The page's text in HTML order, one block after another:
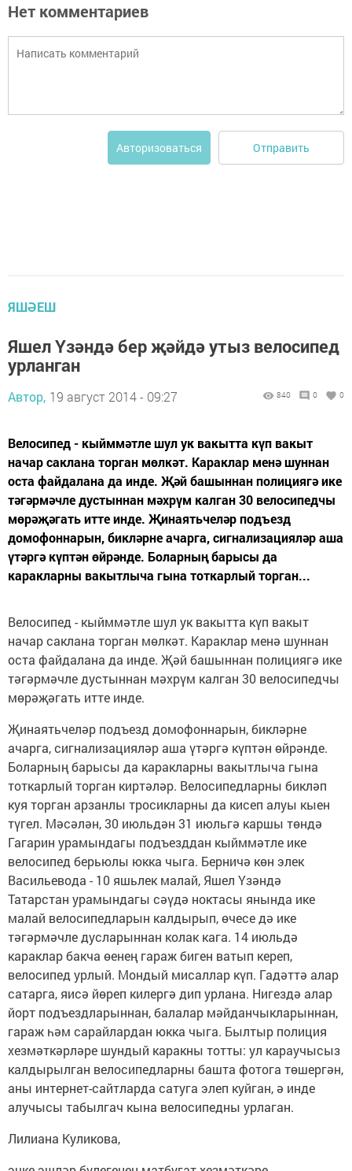
Нет комментариев
Авторизоваться Отправить
ЯШӘЕШ
Яшел Үзәндә бер җәйдә утыз велосипед
урланган
Автор, 19 август 2014 - 09:27 840 0 0
Велосипед - кыйммәтле шул ук вакытта күп вакыт
начар саклана торган мөлкәт. Караклар менә шуннан
оста файдалана да инде. Җәй башыннан полициягә ике
тәгәрмәчле дустыннан мәхрүм калган 30 велосипедчы
мөрәҗәгать итте инде. Җинаятьчеләр подъезд
домофоннарын, бикләрне ачарга, сигнализацияләр аша
үтәргә күптән өйрәнде. Боларның барысы да
каракларны вакытлыча гына тоткарлый торган...
Велосипед - кыйммәтле шул ук вакытта күп вакыт
начар саклана торган мөлкәт. Караклар менә шуннан
оста файдалана да инде. Җәй башыннан полициягә ике
тәгәрмәчле дустыннан мәхрүм калган 30 велосипедчы
мөрәҗәгать итте инде.
Җинаятьчеләр подъезд домофоннарын, бикләрне
ачарга, сигнализацияләр аша үтәргә күптән өйрәнде.
Боларның барысы да каракларны вакытлыча гына
тоткарлый торган киртәләр. Велосипедларны бикләп
куя торган арзанлы тросикларны да кисеп алуы кыен
түгел. Мәсәлән, 30 июльдән 31 июльгә каршы төндә
Гагарин урамындагы подъезддан кыйммәтле ике
велосипед берьюлы юкка чыга. Берничә көн элек
Васильевода - 10 яшьлек малай, Яшел Үзәндә
Татарстан урамындагы сәүдә ноктасы янында ике
малай велосипедларын калдырып, өчесе дә ике
тәгәрмәчле дусларыннан колак кага. 14 июльдә
караклар бакча өенең гараж биген ватып кереп,
велосипед урлый. Мондый мисаллар күп. Гадәттә алар
сатарга, яисә йөреп килергә дип урлана. Нигездә алар
йорт подъездларыннан, балалар мәйданчыкларыннан,
гараж һәм сарайлардан юкка чыга. Былтыр полиция
хезмәткәрләре шундый каракны тотты: ул караучысыз
калдырылган велосипедларны башта фотога төшергән,
аны интернет-сайтларда сатуга элеп куйган, ә инде
алучысы табылгач кына велосипедны урлаган.
Лилиана Куликова,